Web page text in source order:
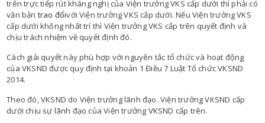
trên trực tiếp rút kháng nghị của Viện trưởng VKS cấp dưới thì phải có
văn bản trao đổivới Viện trưởng VKS cấp dưới. Nếu Viện trưởng VKS
cấp dưới không nhất trí thì Viện trưởng VKS cấp trên quyết định và
chịu trách nhiệm về quyết định đó.
Cách giải quyết này phù hợp với nguyên tắc tổ chức và hoạt động
của VKSND được quy định tại khoản 1 Điều 7 Luật Tổ chức VKSND
2014.
Theo đó, VKSND do Viện trưởng lãnh đạo. Viện trưởng VKSND cấp
dưới chịu sự lãnh đạo của Viện trưởng VKSND cấp trên.